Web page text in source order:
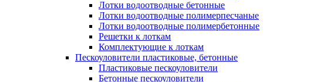
Лотки водоотводные бетонные
Лотки водоотводные полимерпесчаные
Лотки водоотводные полимербетонные
Решетки к лоткам
Комплектующие к лоткам
Пескоуловители пластиковые, бетонные
Пластиковые пескоуловители
Бетонные пескоуловители